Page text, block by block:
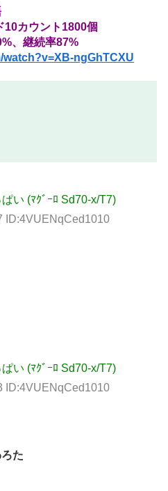
10カウント1800個
、継続率87%
ngGhTCXU
い (ﾏｸﾞｰﾛ Sd70-x/T7)
ID:4VUENqCed1010
い (ﾏｸﾞｰﾛ Sd70-x/T7)
ID:4VUENqCed1010
た